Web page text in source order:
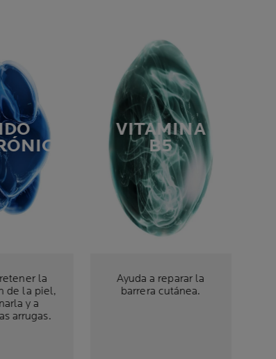
la
de la piel,
y a
arrugas.
VITAMINA
B5
Ayuda a reparar la
barrera cutánea.